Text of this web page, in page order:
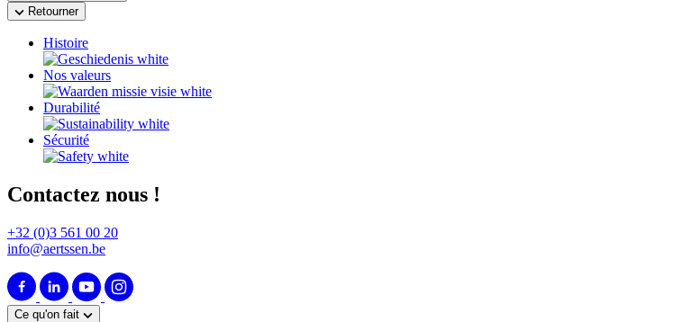
Retourner
Histoire
Nos valeurs
Durabilité
Sécurité
Contactez nous !
+32 (0)3 561 00 20
info@aertssen.be
Ce qu'on fait